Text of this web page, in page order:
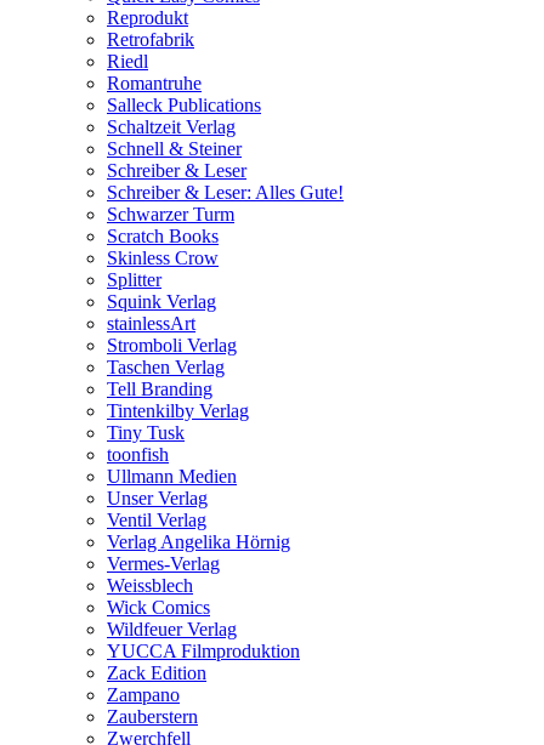
Reprodukt
Retrofabrik
Riedl
Romantruhe
Salleck Publications
Schaltzeit Verlag
Schnell & Steiner
Schreiber & Leser
Schreiber & Leser: Alles Gute!
Schwarzer Turm
Scratch Books
Skinless Crow
Splitter
Squink Verlag
stainlessArt
Stromboli Verlag
Taschen Verlag
Tell Branding
Tintenkilby Verlag
Tiny Tusk
toonfish
Ullmann Medien
Unser Verlag
Ventil Verlag
Verlag Angelika Hörnig
Vermes-Verlag
Weissblech
Wick Comics
Wildfeuer Verlag
YUCCA Filmproduktion
Zack Edition
Zampano
Zauberstern
Zwerchfell